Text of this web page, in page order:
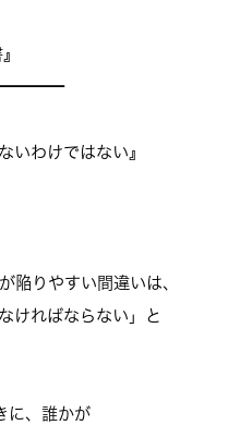
━━━
いわけではない』
陥りやすい間違いは、
ければならない」と
に、誰かが